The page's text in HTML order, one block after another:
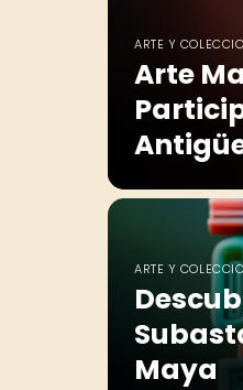
ARTE Y
Arte
ARTE Y
Maya